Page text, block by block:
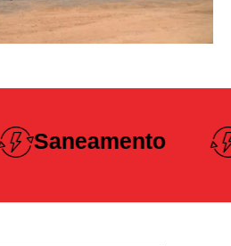
Construção
Pesada